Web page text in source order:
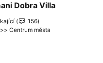
na seznam oblíbených
Dobra Villa
156
Centrum města